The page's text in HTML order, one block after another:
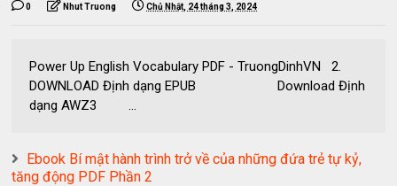
0 Nhut Truong Chủ Nhật, 24 tháng 3, 2024
Power Up English Vocabulary PDF - TruongDinhVN 2.
DOWNLOAD Định dạng EPUB Download Định
dạng AWZ3 ...
Ebook Bí mật hành trình trở về của những đứa trẻ tự kỷ,
tăng động PDF Phần 2